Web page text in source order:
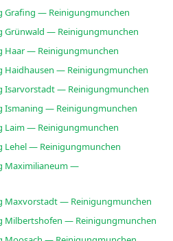
Grafing — Reinigungmunchen
Grünwald — Reinigungmunchen
Haar — Reinigungmunchen
Haidhausen — Reinigungmunchen
Isarvorstadt — Reinigungmunchen
Ismaning — Reinigungmunchen
Laim — Reinigungmunchen
Lehel — Reinigungmunchen
Maximilianeum —
Maxvorstadt — Reinigungmunchen
Milbertshofen — Reinigungmunchen